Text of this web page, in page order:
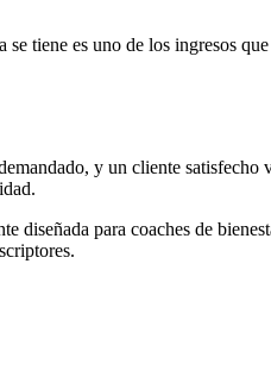
tiene es uno de los ingresos
y un cliente
diseñada para coaches de